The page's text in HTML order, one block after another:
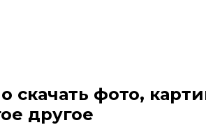
скачать фото,
другое